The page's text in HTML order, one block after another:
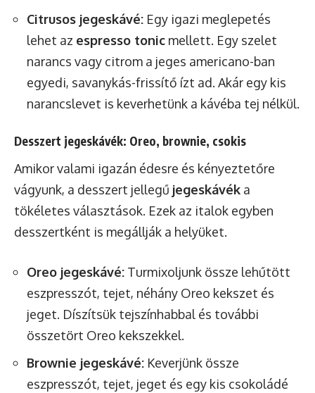
Citrusos jegeskávé: Egy igazi meglepetés
lehet az espresso tonic mellett. Egy szelet
narancs vagy citrom a jeges americano-ban
egyedi, savanykás-frissítő ízt ad. Akár egy kis
narancslevet is keverhetünk a kávéba tej nélkül.
Desszert jegeskávék: Oreo, brownie, csokis
Amikor valami igazán édesre és kényeztetőre
vágyunk, a desszert jellegű jegeskávék a
tökéletes választások. Ezek az italok egyben
desszertként is megállják a helyüket.
Oreo jegeskávé: Turmixoljunk össze lehűtött
eszpresszót, tejet, néhány Oreo kekszet és
jeget. Díszítsük tejszínhabbal és további
összetört Oreo kekszekkel.
Brownie jegeskávé: Keverjünk össze
eszpresszót, tejet, jeget és egy kis csokoládé